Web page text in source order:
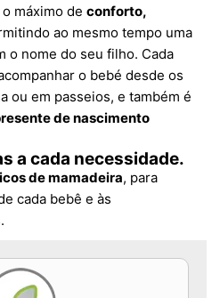
máximo de conforto,
ao mesmo tempo uma
o nome do seu filho. Cada
o bebé desde os
ou em passeios, e também é
de nascimento
a cada necessidade.
de mamadeira, para
cada bebê e às